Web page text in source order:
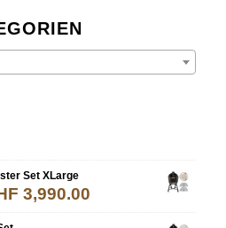
Set XLarge
3,990.00